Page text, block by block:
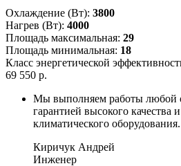
Охлаждение (Вт): 3800
Нагрев (Вт): 4000
Площадь максимальная: 29
Площадь минимальная: 18
Класс энергетической
69 550 р.
Мы выполняем работы любой
гарантией высокого качества
климатического оборудования.
Киричук Андрей
Инженер